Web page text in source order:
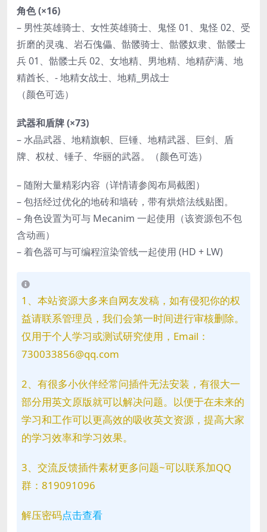
角色 (×16)
– 男性英雄骑士、女性英雄骑士、鬼怪 01、鬼怪 02、受
折磨的灵魂、岩石傀儡、骷髅骑士、骷髅奴隶、骷髅士
兵 01、骷髅士兵 02、女地精、男地精、地精萨满、地
精酋长、- 地精女战士、地精_男战士
（颜色可选）
武器和盾牌 (×73)
– 水晶武器、地精旗帜、巨锤、地精武器、巨剑、盾
牌、权杖、锤子、华丽的武器。（颜色可选）
– 随附大量精彩内容（详情请参阅布局截图）
– 包括经过优化的地砖和墙砖，带有烘焙法线贴图。
– 角色设置为可与 Mecanim 一起使用（该资源包不包
含动画）
– 着色器可与可编程渲染管线一起使用 (HD + LW)
1、本站资源大多来自网友发稿，如有侵犯你的权
益请联系管理员，我们会第一时间进行审核删除。
仅用于个人学习或测试研究使用，Email：
730033856@qq.com
2、有很多小伙伴经常问插件无法安装，有很大一
部分用英文原版就可以解决问题。以便于在未来的
学习和工作可以更高效的吸收英文资源，提高大家
的学习效率和学习效果。
3、交流反馈插件素材更多问题~可以联系加QQ
群：819091096
解压密码点击查看